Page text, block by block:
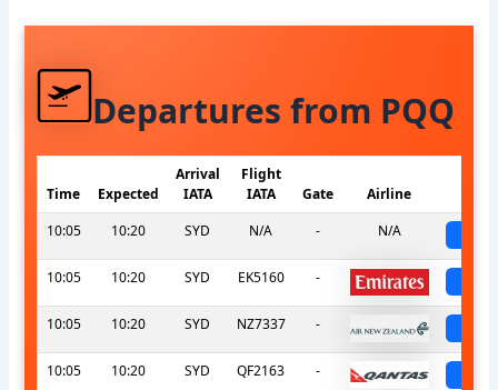
Departures from PQQ
Time Expected
Arrival
IATA
Flight
IATA
Gate Airline
10:05
10:20 SYD N/A - N/A
10:05 10:20 SYD EK5160 -
10:05 10:20 SYD NZ7337 -
10:05 10:20 SYD QF2163 -